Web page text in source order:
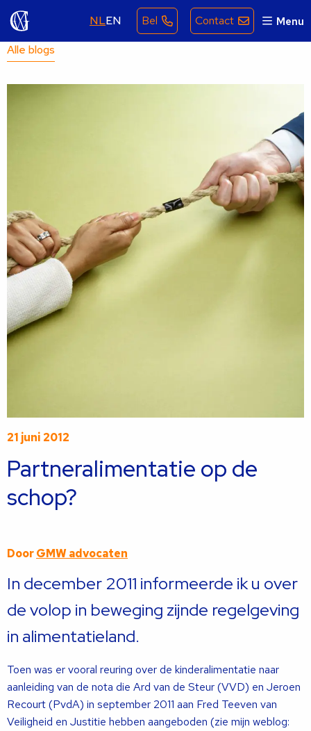
NLEN Bel Contact Menu
Alle blogs
21 juni 2012
Partneralimentatie op de
schop?
DoorGMW advocaten
In december 2011 informeerde ik u over
de volop in beweging zijnde regelgeving
in alimentatieland.
Toen was er vooral reuring over de kinderalimentatie naar
aanleiding van de nota die Ard van de Steur (VVD) en Jeroen
Recourt (PvdA) in september 2011 aan Fred Teeven van
Veiligheid en Justitie hebben aangeboden (zie mijn weblog: